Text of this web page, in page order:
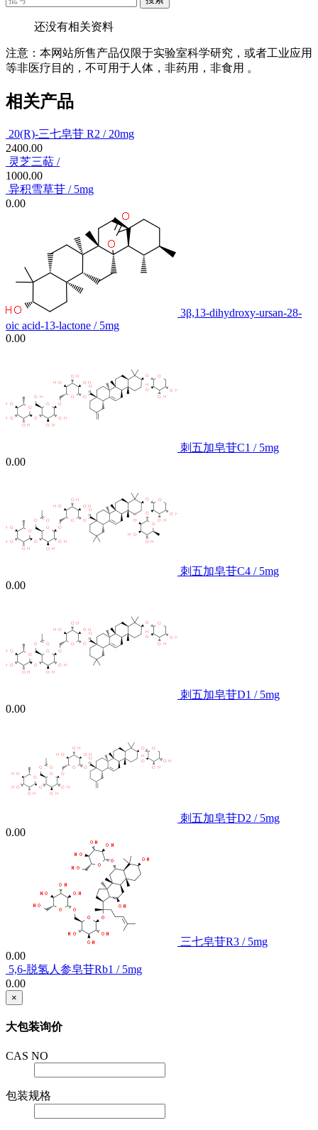
还没有相关资料
注意：本网站所售产品仅限于实验室科学研究，或者工业应用
等非医疗目的，不可用于人体，非药用，非食用 。
相关产品
20(R)-三七皂苷 R2 / 20mg
2400.00
灵芝三萜 /
1000.00
异积雪草苷 / 5mg
0.00
3β,13-dihydroxy-ursan-28-
oic acid-13-lactone / 5mg
0.00
刺五加皂苷C1 / 5mg
0.00
刺五加皂苷C4 / 5mg
0.00
刺五加皂苷D1 / 5mg
0.00
刺五加皂苷D2 / 5mg
0.00
三七皂苷R3 / 5mg
0.00
5,6-脱氢人参皂苷Rb1 / 5mg
0.00
×
大包装询价
CAS NO
包装规格